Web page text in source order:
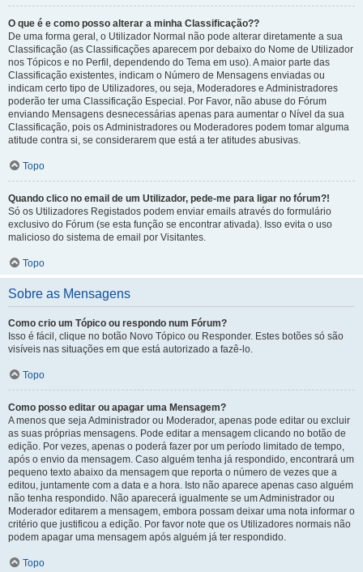
O que é e como posso alterar a minha Classificação??
De uma forma geral, o Utilizador Normal não pode alterar diretamente a sua
Classificação (as Classificações aparecem por debaixo do Nome de Utilizador
nos Tópicos e no Perfil, dependendo do Tema em uso). A maior parte das
Classificação existentes, indicam o Número de Mensagens enviadas ou
indicam certo tipo de Utilizadores, ou seja, Moderadores e Administradores
poderão ter uma Classificação Especial. Por Favor, não abuse do Fórum
enviando Mensagens desnecessárias apenas para aumentar o Nível da sua
Classificação, pois os Administradores ou Moderadores podem tomar alguma
atitude contra si, se considerarem que está a ter atitudes abusivas.
Topo
Quando clico no email de um Utilizador, pede-me para ligar no fórum?!
Só os Utilizadores Registados podem enviar emails através do formulário
exclusivo do Fórum (se esta função se encontrar ativada). Isso evita o uso
malicioso do sistema de email por Visitantes.
Topo
Sobre as Mensagens
Como crio um Tópico ou respondo num Fórum?
Isso é fácil, clique no botão Novo Tópico ou Responder. Estes botões só são
visíveis nas situações em que está autorizado a fazê-lo.
Topo
Como posso editar ou apagar uma Mensagem?
A menos que seja Administrador ou Moderador, apenas pode editar ou excluir
as suas próprias mensagens. Pode editar a mensagem clicando no botão de
edição. Por vezes, apenas o poderá fazer por um período limitado de tempo,
após o envio da mensagem. Caso alguém tenha já respondido, encontrará um
pequeno texto abaixo da mensagem que reporta o número de vezes que a
editou, juntamente com a data e a hora. Isto não aparece apenas caso alguém
não tenha respondido. Não aparecerá igualmente se um Administrador ou
Moderador editarem a mensagem, embora possam deixar uma nota informar o
critério que justificou a edição. Por favor note que os Utilizadores normais não
podem apagar uma mensagem após alguém já ter respondido.
Topo